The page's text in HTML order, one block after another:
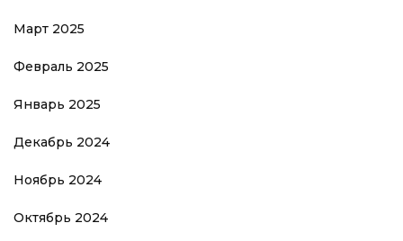
Март 2025
Февраль 2025
Январь 2025
Декабрь 2024
Ноябрь 2024
Октябрь 2024